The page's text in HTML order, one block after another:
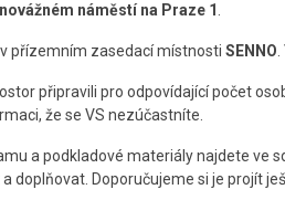
náměstí na Praze 1
přízemním zasedací místnosti SENNO
připravili pro odpovídající počet
že se VS nezúčastníte.
a podkladové materiály najdete ve
doplňovat. Doporučujeme si je projít